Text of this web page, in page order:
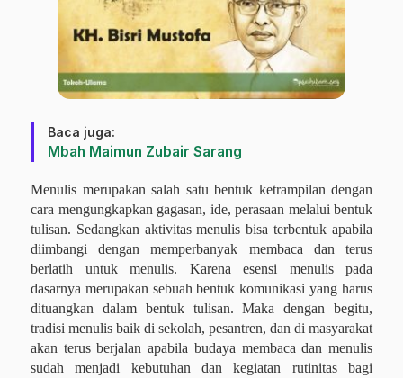
Baca juga:
Mbah Maimun Zubair Sarang
Menulis merupakan salah satu bentuk ketrampilan dengan
cara mengungkapkan gagasan, ide, perasaan melalui bentuk
tulisan. Sedangkan aktivitas menulis bisa terbentuk apabila
diimbangi dengan memperbanyak membaca dan terus
berlatih untuk menulis. Karena esensi menulis pada
dasarnya merupakan sebuah bentuk komunikasi yang harus
dituangkan dalam bentuk tulisan. Maka dengan begitu,
tradisi menulis baik di sekolah, pesantren, dan di masyarakat
akan terus berjalan apabila budaya membaca dan menulis
sudah menjadi kebutuhan dan kegiatan rutinitas bagi